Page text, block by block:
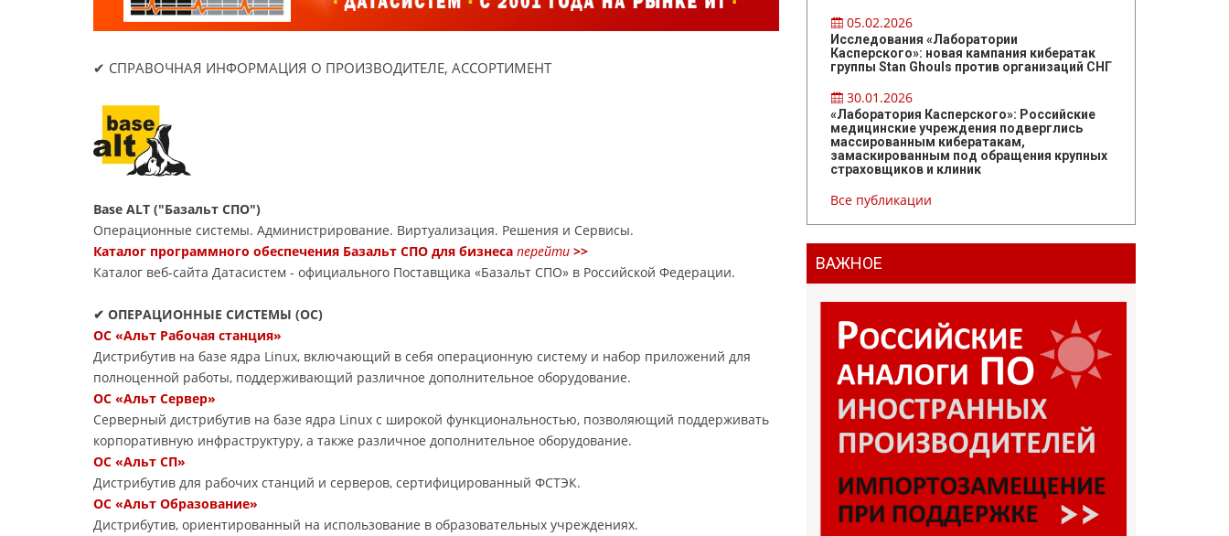
✔ СПРАВОЧНАЯ ИНФОРМАЦИЯ О ПРОИЗВОДИТЕЛЕ, АССОРТИМЕНТ
Base ALT ("Базальт СПО")
Операционные системы. Администрирование. Виртуализация. Решения и Сервисы.
Каталог программного обеспечения Базальт СПО для бизнеса перейти >>
Каталог веб-сайта Датасиcтем - официального Поставщика «Базальт СПО» в Российской Федерации.
✔ ОПЕРАЦИОННЫЕ СИСТЕМЫ (ОС)
ОС «Альт Рабочая станция»
Дистрибутив на базе ядра Linux, включающий в себя операционную систему и набор приложений для
полноценной работы, поддерживающий различное дополнительное оборудование.
ОС «Альт Сервер»
Серверный дистрибутив на базе ядра Linux с широкой функциональностью, позволяющий поддерживать
корпоративную инфраструктуру, а также различное дополнительное оборудование.
ОС «Альт СП»
Дистрибутив для рабочих станций и серверов, сертифицированный ФСТЭК.
ОС «Альт Образование»
Дистрибутив, ориентированный на использование в образовательных учреждениях.
05.02.2026
Исследования «Лаборатории
Касперского»: новая кампания кибератак
группы Stan Ghouls против организаций СНГ
30.01.2026
«Лаборатория Касперского»: Российские
медицинские учреждения подверглись
массированным кибератакам,
замаскированным под обращения крупных
страховщиков и клиник
Все публикации
ВАЖНОЕ